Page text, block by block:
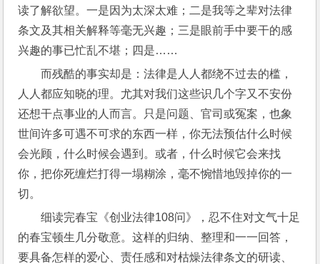
读了解欲望。一是因为太深太难；二是我等之辈对法律
条文及其相关解释等毫无兴趣；三是眼前手中要干的感
兴趣的事已忙乱不堪；四是……
而残酷的事实却是：法律是人人都绕不过去的槛，
人人都应知晓的理。尤其对我们这些识几个字又不安份
还想干点事业的人而言。只是问题、官司或冤案，也象
世间许多可遇不可求的东西一样，你无法预估什么时候
会光顾，什么时候会遇到。或者，什么时候它会来找
你，把你死缠烂打得一塌糊涂，毫不惋惜地毁掉你的一
切。
细读完春宝《创业法律108问》，忍不住对文气十足
的春宝顿生几分敬意。这样的归纳、整理和一一回答，
要具备怎样的爱心、责任感和对枯燥法律条文的研读、